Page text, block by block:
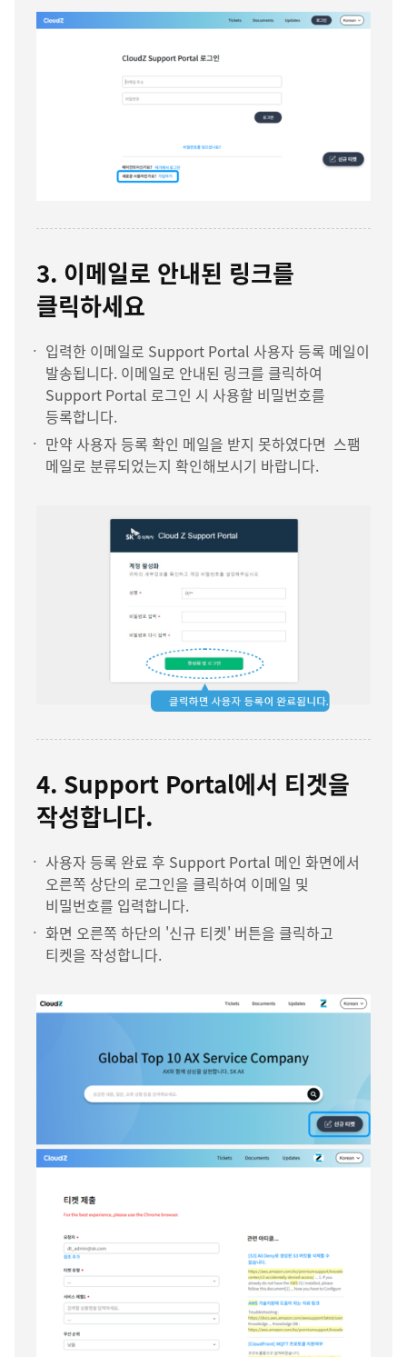
3. 이메일로 안내된 링크를
클릭하세요
입력한 이메일로 Support Portal 사용자 등록 메일이
발송됩니다. 이메일로 안내된 링크를 클릭하여
Support Portal 로그인 시 사용할 비밀번호를
등록합니다.
만약 사용자 등록 확인 메일을 받지 못하였다면 스팸
메일로 분류되었는지 확인해보시기 바랍니다.
4. Support Portal에서 티겟을
작성합니다.
사용자 등록 완료 후 Support Portal 메인 화면에서
오른쪽 상단의 로그인을 클릭하여 이메일 및
비밀번호를 입력합니다.
화면 오른쪽 하단의 '신규 티켓' 버튼을 클릭하고
티켓을 작성합니다.